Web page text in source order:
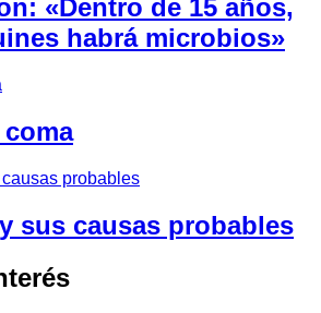
«Dentro de 15 años,
habrá microbios»
sus causas probables